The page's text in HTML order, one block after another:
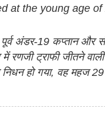
at the young age of
अंडर-19 कप्तान और
रणजी ट्राफी जीतने
निधन हो गया, वह महज